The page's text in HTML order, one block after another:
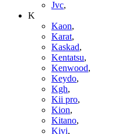
Jvc,
K
Kaon,
Karat,
Kaskad,
Kentatsu,
Kenwood,
Keydo,
Kgh,
Kii pro,
Kion,
Kitano,
Kivi,